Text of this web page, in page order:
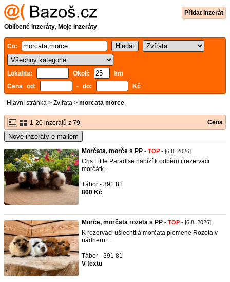
Přidat inzerát
Oblíbené inzeráty, Moje inzeráty
Co:
Lokalita: Okolí:
km
Cena od:
- do: Kč
Hlavní stránka > Zvířata > morcata morce
1-20 inzerátů z 79 Cena
Nové inzeráty e-mailem
Morčata, morče s PP - TOP - [6.8. 2026]
Chs Little Paradise nabízí k odběru i rezervaci
morčátk ...
Tábor - 391 81
800 Kč
Morče, morčata rozeta s PP - TOP - [6.8. 2026]
K rezervaci ušlechtilá morčata plemene Rozeta v
nádhern ...
Tábor - 391 81
V textu